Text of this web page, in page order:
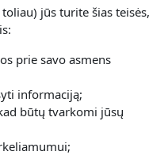
jūs turite šias teisės,
prie savo asmens
informaciją;
būtų tvarkomi jūsų